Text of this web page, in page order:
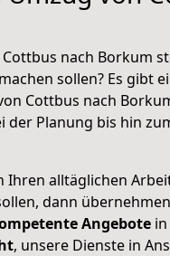
nach Borkum
sollen? Es gibt
Cottbus nach
der Planung bis hin
Ihren alltäglichen
dann
Angebote
, unsere Dienste in